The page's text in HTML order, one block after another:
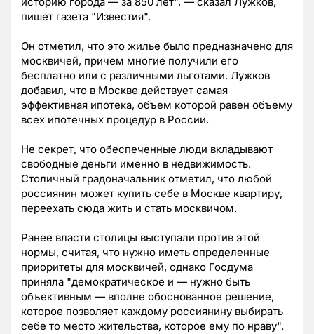
пишет газета "Известия".
Он отметил, что это жилье было предназначено для
москвичей, причем многие получили его
бесплатно или с различными льготами. Лужков
добавил, что в Москве действует самая
эффективная ипотека, объем которой равен объему
всех ипотечных процедур в России.
Не секрет, что обеспеченные люди вкладывают
свободные деньги именно в недвижимость.
Столичный градоначальник отметил, что любой
россиянин может купить себе в Москве квартиру,
переехать сюда жить и стать москвичом.
Ранее власти столицы выступали против этой
нормы, считая, что нужно иметь определенные
приоритеты для москвичей, однако Госдума
приняла "демократическое и — нужно быть
объективным — вполне обоснованное решение,
которое позволяет каждому россиянину выбирать
себе то место жительства, которое ему по нраву".